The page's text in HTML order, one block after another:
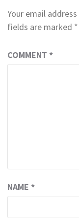
Your email
fields are marked *
COMMENT *
NAME *